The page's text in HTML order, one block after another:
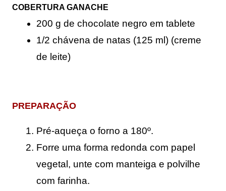
COBERTURA GANACHE
200 g de chocolate negro em tablete
1/2 chávena de natas (125 ml) (creme
de leite)
PREPARAÇÃO
Pré-aqueça o forno a 180º.
Forre uma forma redonda com papel
vegetal, unte com manteiga e polvilhe
com farinha.